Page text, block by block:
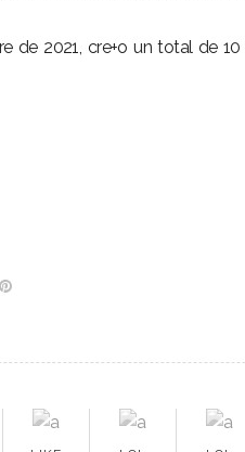
de 2021, cre+o un total de